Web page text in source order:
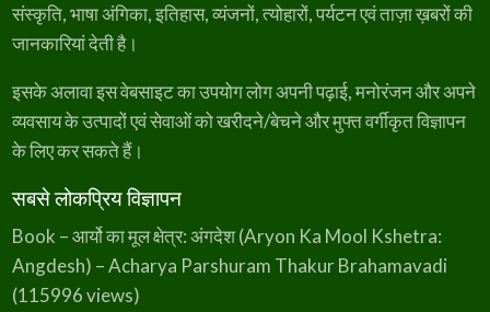
संस्कृति, भाषा अंगिका, इतिहास, व्यंजनों, त्योहारों, पर्यटन एवं ताज़ा ख़बरों की
जानकारियां देती है।
इसके अलावा इस वेबसाइट का उपयोग लोग अपनी पढ़ाई, मनोरंजन और अपने
व्यवसाय के उत्पादों एवं सेवाओं को खरीदने/बेचने और मुफ्त वर्गीकृत विज्ञापन
के लिए कर सकते हैं।
सबसे लोकप्रिय विज्ञापन
Book – आर्यो का मूल क्षेत्र: अंगदेश (Aryon Ka Mool Kshetra:
Angdesh) – Acharya Parshuram Thakur Brahamavadi
(115996 views)